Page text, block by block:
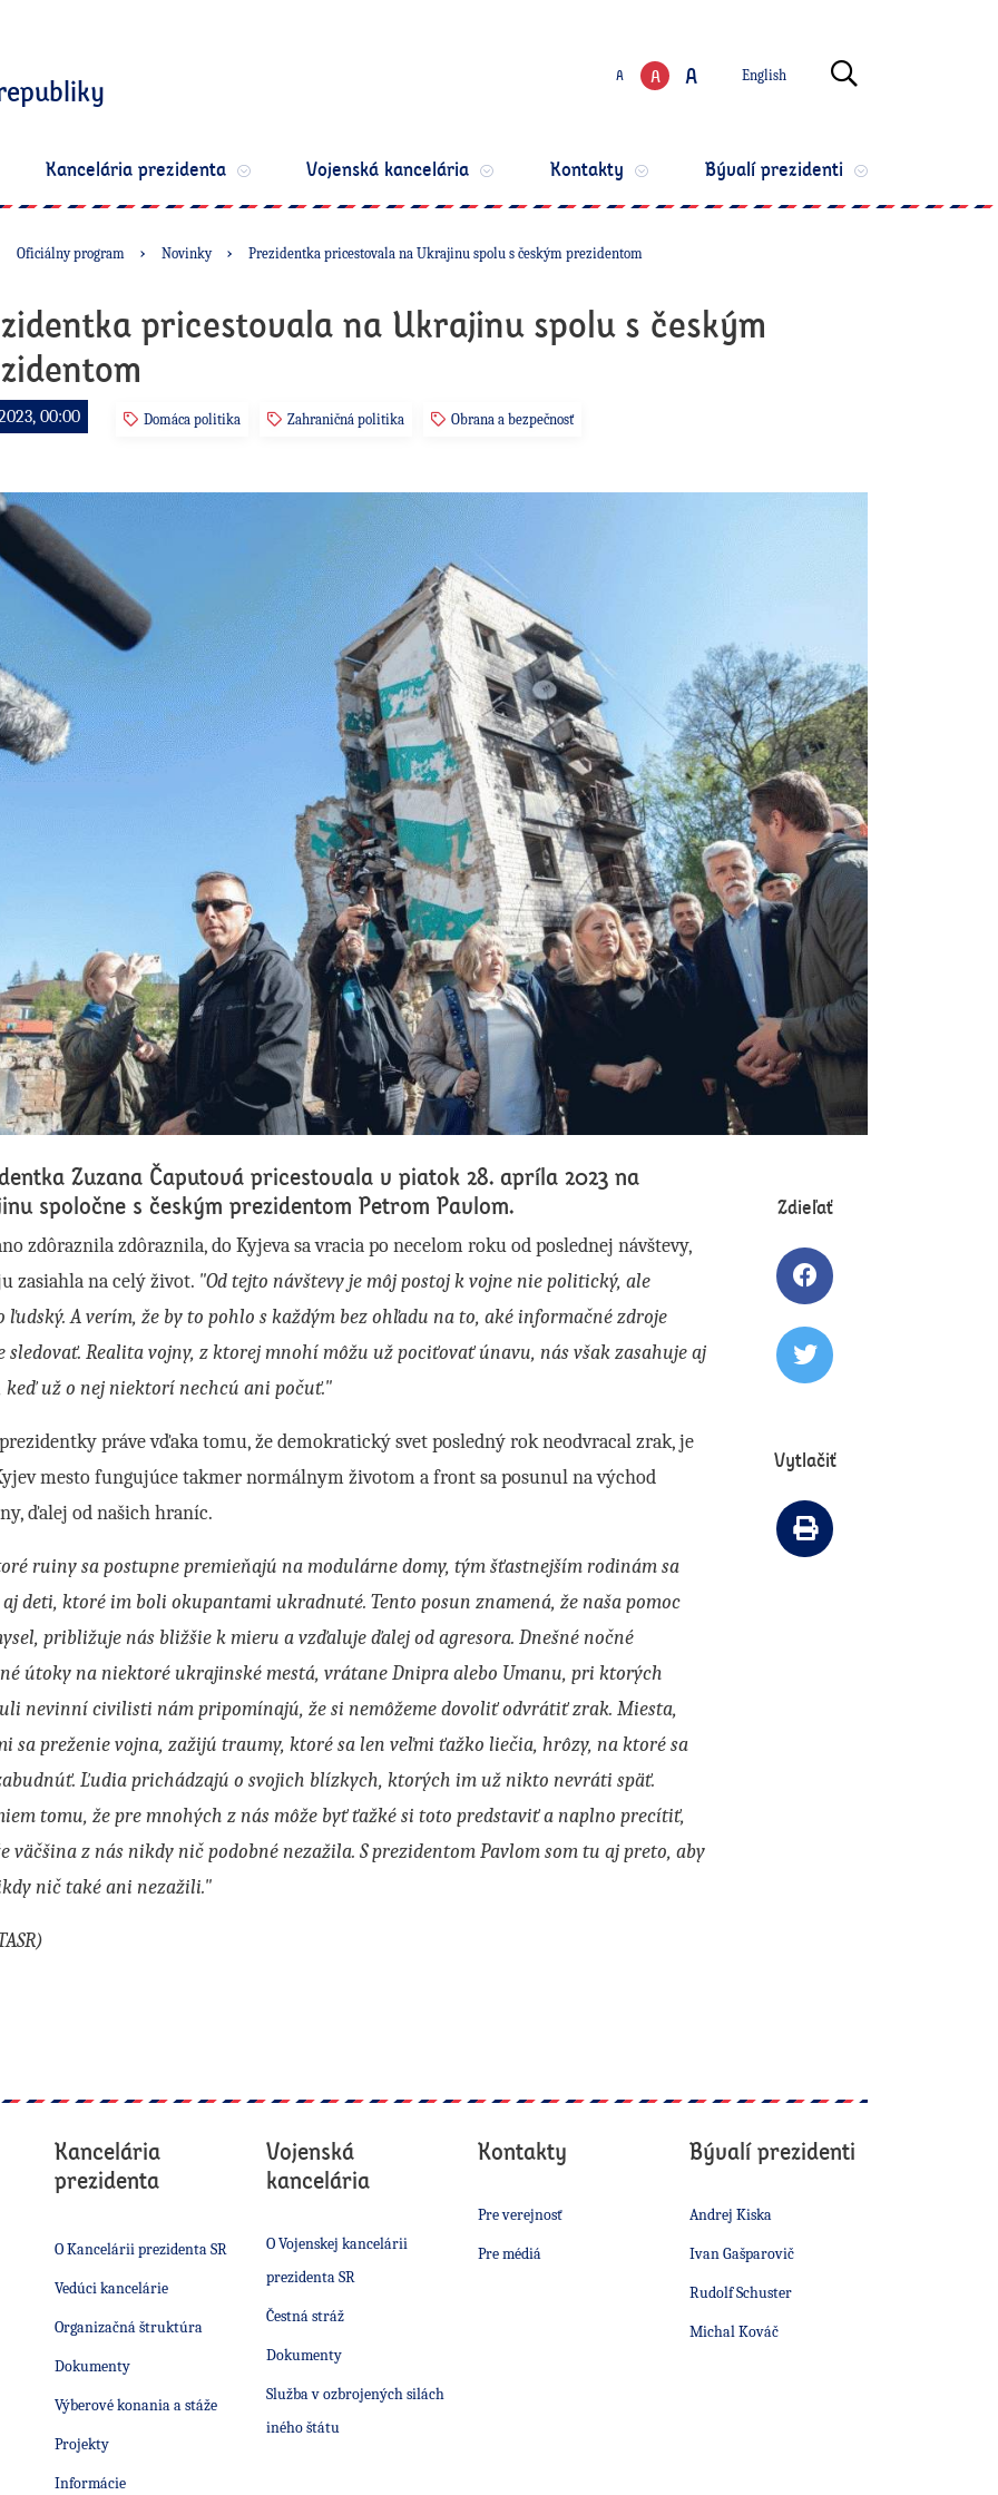
A A A Zmeniť jazyk
English
Kancelária prezidenta Vojenská kancelária Kontakty Bývalí prezidenti
Oficiálny program Novinky Prezidentka pricestovala na Ukrajinu spolu s českým prezidentom
pricestovala na Ukrajinu spolu s českým
00:00 Domáca politika Zahraničná politika Obrana a bezpečnosť
Zuzana Čaputová pricestovala v piatok 28. apríla 2023 na
spoločne s českým prezidentom Petrom Pavlom.
zdôraznila zdôraznila, do Kyjeva sa vracia po necelom roku od poslednej návštevy,
zasiahla na celý život. "Od tejto návštevy je môj postoj k vojne nie politický, ale
ľudský. A verím, že by to pohlo s každým bez ohľadu na to, aké informačné zdroje
sledovať. Realita vojny, z ktorej mnohí môžu už pociťovať únavu, nás však zasahuje aj
keď už o nej niektorí nechcú ani počuť."
práve vďaka tomu, že demokratický svet posledný rok neodvracal zrak, je
mesto fungujúce takmer normálnym životom a front sa posunul na východ
ďalej od našich hraníc.
ruiny sa postupne premieňajú na modulárne domy, tým šťastnejším rodinám sa
deti, ktoré im boli okupantami ukradnuté. Tento posun znamená, že naša pomoc
približuje nás bližšie k mieru a vzďaluje ďalej od agresora. Dnešné nočné
útoky na niektoré ukrajinské mestá, vrátane Dnipra alebo Umanu, pri ktorých
nevinní civilisti nám pripomínajú, že si nemôžeme dovoliť odvrátiť zrak. Miesta,
sa preženie vojna, zažijú traumy, ktoré sa len veľmi ťažko liečia, hrôzy, na ktoré sa
Ľudia prichádzajú o svojich blízkych, ktorých im už nikto nevráti späť.
tomu, že pre mnohých z nás môže byť ťažké si toto predstaviť a naplno precítiť,
väčšina z nás nikdy nič podobné nezažila. S prezidentom Pavlom som tu aj preto, aby
nič také ani nezažili."
Zdieľať
Zdielať článok na
Tweetovať článok
Vytlačiť
Vytlačiť článok
Kancelária
prezidenta
O Kancelárii prezidenta SR
Vedúci kancelárie
Organizačná štruktúra
Dokumenty
Výberové konania a stáže
Projekty
Informácie
Vojenská
kancelária
O Vojenskej kancelárii
prezidenta SR
Čestná stráž
Dokumenty
Služba v ozbrojených silách
iného štátu
Kontakty
Pre verejnosť
Pre médiá
Bývalí prezidenti
Andrej Kiska
Ivan Gašparovič
Rudolf Schuster
Michal Kováč